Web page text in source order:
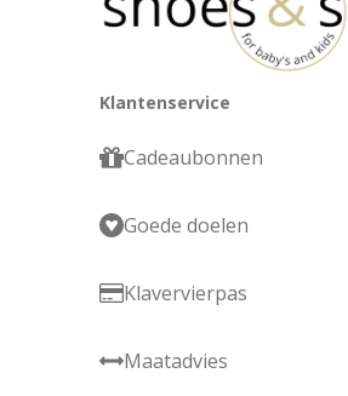
Klantenservice
Cadeaubonnen
Goede doelen
Klavervierpas
Maatadvies